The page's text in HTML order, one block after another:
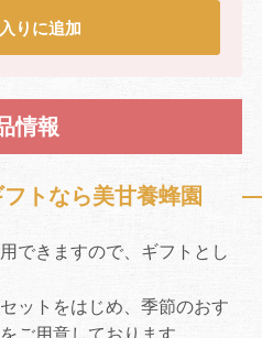
りに追加
情報
トなら美甘養蜂園
できますので、ギフトとし
ットをはじめ、季節のおす